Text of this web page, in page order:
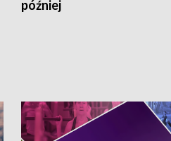
później